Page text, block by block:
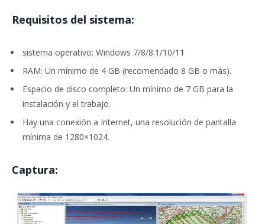
Requisitos del sistema:
sistema operativo: Windows 7/8/8.1/10/11
RAM: Un mínimo de 4 GB (recomendado 8 GB o más).
Espacio de disco completo: Un mínimo de 7 GB para la
instalación y el trabajo.
Hay una conexión a Internet, una resolución de pantalla
mínima de 1280×1024.
Captura: